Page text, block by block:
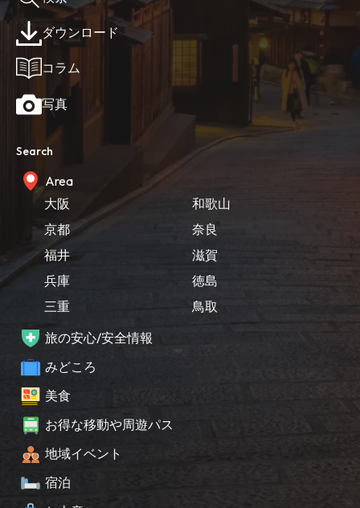
ダウンロード
コラム
写真
Search
Area
大阪
京都
福井
兵庫
三重
和歌山
奈良
滋賀
徳島
鳥取
旅の安心/安全情報
みどころ
美食
お得な移動や周遊パス
地域イベント
宿泊